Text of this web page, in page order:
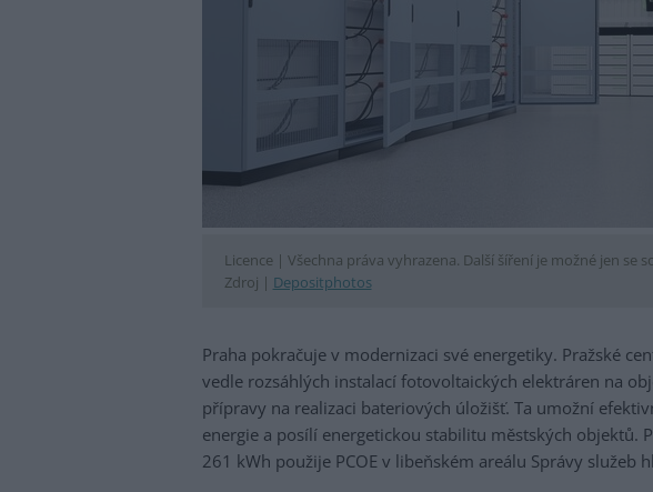
Licence | Všechna práva vyhrazena. Další šíření je možné jen se
Zdroj | Depositphotos
Praha pokračuje v modernizaci své energetiky. Pražské
vedle rozsáhlých instalací fotovoltaických elektráren na
přípravy na realizaci bateriových úložišť. Ta umožní
energie a posílí energetickou stabilitu městských objektů.
261 kWh použije PCOE v libeňském areálu Správy služeb